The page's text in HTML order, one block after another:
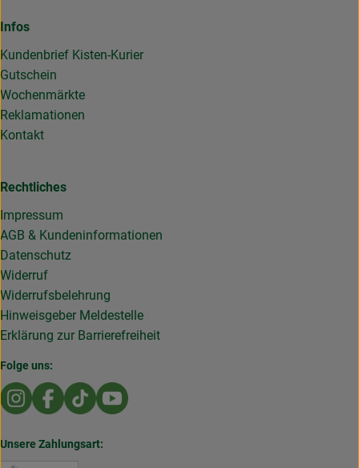
Infos
Kundenbrief Kisten-Kurier
Gutschein
Wochenmärkte
Reklamationen
Kontakt
Rechtliches
Impressum
AGB & Kundeninformationen
Datenschutz
Widerruf
Widerrufsbelehrung
Hinweisgeber Meldestelle
Erklärung zur Barrierefreiheit
Folge uns:
Externer Link zu https://www.instagram.com/
Externer Link zu https://www.facebook.com/
Externer Link zu https://www.tiktok.com/
Externer Link zu https://
Unsere Zahlungsart: